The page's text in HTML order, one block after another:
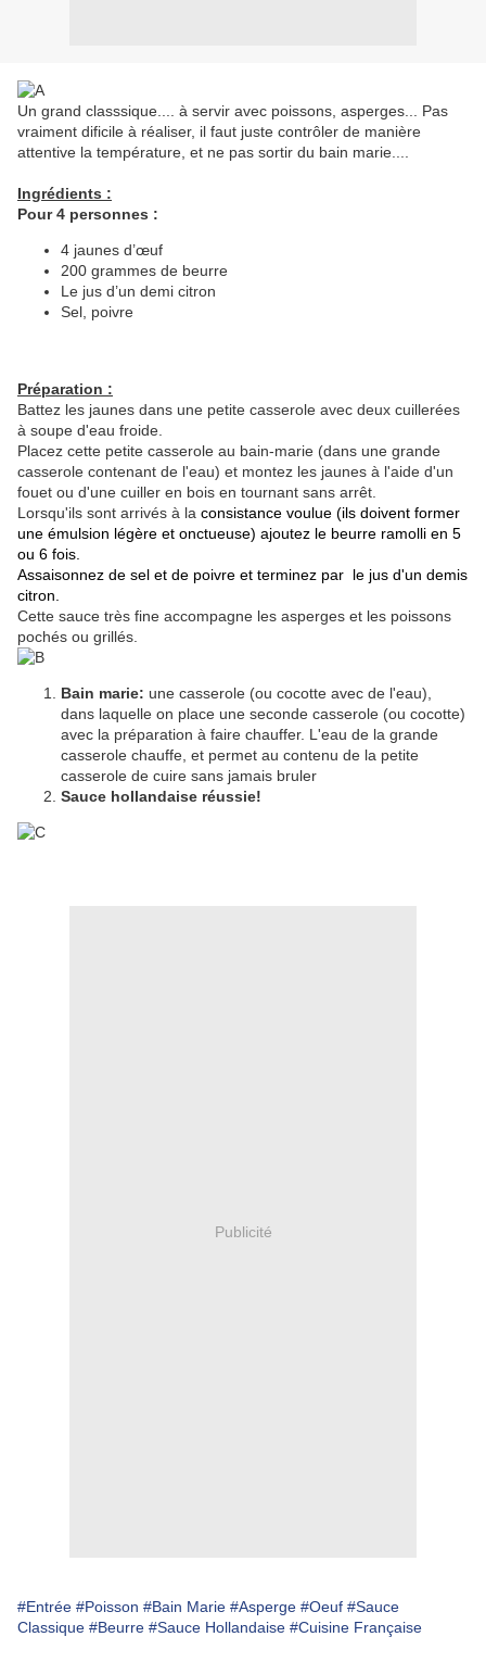
Un grand classsique.... à servir avec poissons, asperges... Pas
vraiment dificile à réaliser, il faut juste contrôler de manière
attentive la température, et ne pas sortir du bain marie....
Ingrédients :
Pour 4 personnes :
4 jaunes d’œuf
200 grammes de beurre
Le jus d’un demi citron
Sel, poivre
Préparation :
Battez les jaunes dans une petite casserole avec deux cuillerées
à soupe d'eau froide.
Placez cette petite casserole au bain-marie (dans une grande
casserole contenant de l'eau) et montez les jaunes à l'aide d'un
fouet ou d'une cuiller en bois en tournant sans arrêt.
Lorsqu'ils sont arrivés à la consistance voulue (ils doivent former
une émulsion légère et onctueuse) ajoutez le beurre ramolli en 5
ou 6 fois.
Assaisonnez de sel et de poivre et terminez par le jus d'un demis
citron.
Cette sauce très fine accompagne les asperges et les poissons
pochés ou grillés.
Bain marie: une casserole (ou cocotte avec de l'eau),
dans laquelle on place une seconde casserole (ou cocotte)
avec la préparation à faire chauffer. L'eau de la grande
casserole chauffe, et permet au contenu de la petite
casserole de cuire sans jamais bruler
Sauce hollandaise réussie!
Publicité
#Entrée #Poisson #Bain Marie #Asperge #Oeuf #Sauce
Classique #Beurre #Sauce Hollandaise #Cuisine Française